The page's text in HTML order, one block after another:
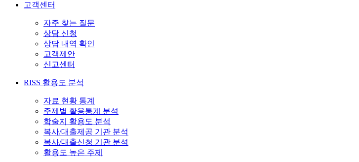
고객센터
자주 찾는 질문
상담 신청
상담 내역 확인
고객제안
신고센터
RISS 활용도 분석
자료 현황 통계
주제별 활용통계 분석
학술지 활용도 분석
복사/대출제공 기관 분석
복사/대출신청 기관 분석
활용도 높은 주제